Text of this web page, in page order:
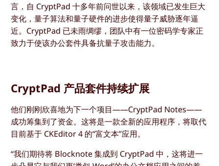
言，自 CryptPad 十多年前问世以来，该领域已发生巨大
变化，量子算法和量子硬件的进步使得量子威胁逐年逼
近。CryptPad 已未雨绸缪，团队中有一位密码学专家正
致力于使该办公套件具备抗量子攻击能力。
CryptPad 产品套件持续扩展
他们刚刚欣喜地为下一个项目——CryptPad Notes——
成功筹集到了资金。这将是一款全新的应用程序，将取代
目前基于 CKEditor 4 的“富文本”应用。
“我们期待将 Blocknote 集成到 CryptPad 中，这将进一